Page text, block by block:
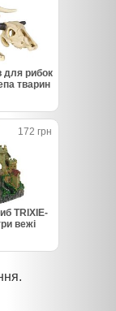
для рибок
тварин
172 грн
TRIXIE-
вежі